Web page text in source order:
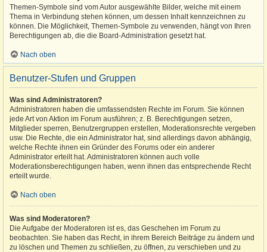
Themen-Symbole sind vom Autor ausgewählte Bilder, welche mit einem
Thema in Verbindung stehen können, um dessen Inhalt kennzeichnen zu
können. Die Möglichkeit, Themen-Symbole zu verwenden, hängt von Ihren
Berechtigungen ab, die die Board-Administration gesetzt hat.
Nach oben
Benutzer-Stufen und Gruppen
Was sind Administratoren?
Administratoren haben die umfassendsten Rechte im Forum. Sie können
jede Art von Aktion im Forum ausführen; z. B. Berechtigungen setzen,
Mitglieder sperren, Benutzergruppen erstellen, Moderationsrechte vergeben
usw. Die Rechte, die ein Administrator hat, sind allerdings davon abhängig,
welche Rechte ihnen ein Gründer des Forums oder ein anderer
Administrator erteilt hat. Administratoren können auch volle
Moderationsberechtigungen haben, wenn ihnen das entsprechende Recht
erteilt wurde.
Nach oben
Was sind Moderatoren?
Die Aufgabe der Moderatoren ist es, das Geschehen im Forum zu
beobachten. Sie haben das Recht, in ihrem Bereich Beiträge zu ändern und
zu löschen und Themen zu schließen, zu öffnen, zu verschieben und zu